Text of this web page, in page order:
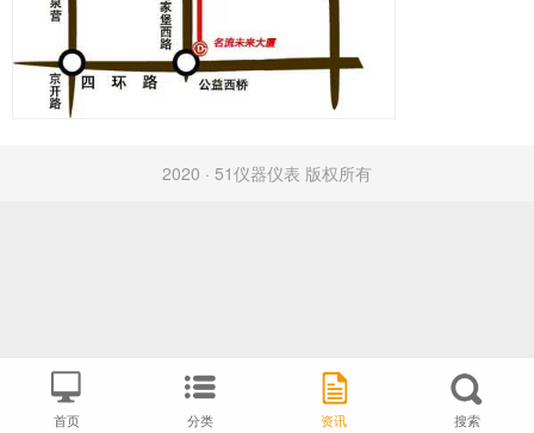
2020 · 51仪器仪表 版权所有
首页 分类 资讯 搜索